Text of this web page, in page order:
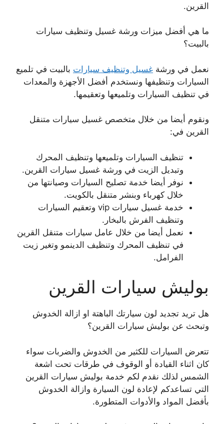
القرين.
ما هي أفضل ميزات ورشة غسيل وتنظيف سيارات
بالبيت؟
نعمل في ورشة غسيل وتنظيف سيارات بالبيت في تلميع
السيارات وتنظيفها ونستخدم أفضل الأجهزة والمعدات
في تنظيف السيارات وتلميعها وتعقيمها.
ونقوم أيضا من خلال متخصص غسيل سيارات متنقل
القرين في:
تنظيف السيارات وتلميعها وتنظيف المحرك
وتبديل الزيت في ورشة غسيل سيارات القرين.
نوفر أيضا خدمة تصليح السيارات وصيانتها من
خلال كهرباء وبنشر متنقل بالكويت.
خدمة غسيل سيارات vip وتعقيم السيارات
وتنظيف الفرش بالبخار.
نعمل أيضا من خلال عامل سيارات متنقل القرين
في تنظيف المحرك وتنظيف الدينمو وتغير زيت
الفرامل.
بوليش سيارات القرين
هل تريد تجديد لون سيارتك الباهتة او ازالة الخدوش
وتبحث عن بوليش سيارات القرين؟
تتعرض السيارات للكثير من الخدوش والضربات سواء
كان اثناء القيادة أو الوقوف في طرقات تحت اشعة
الشمس لذلك نقدم لكم خدمة بوليش سيارات القرين
التي تساعدكم لإعادة لون السيارة وازالة الخدوش
بأفضل المواد والأدوات المتطورة.